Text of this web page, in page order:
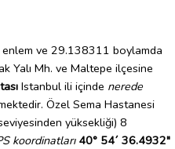
ve 29.138311 boylamda
Yalı Mh. ve Maltepe ilçesine
Istanbul ili içinde nerede
Özel Sema Hastanesi
yüksekliği) 8
koordinatları 40° 54´ 36.4932"